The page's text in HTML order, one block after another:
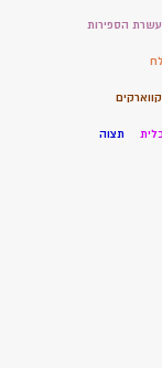
הספירות
קווארקים
תצוה